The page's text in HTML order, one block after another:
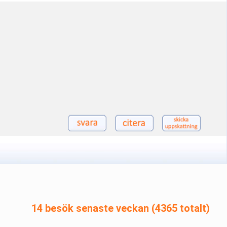
14 besök senaste veckan (4365 totalt)